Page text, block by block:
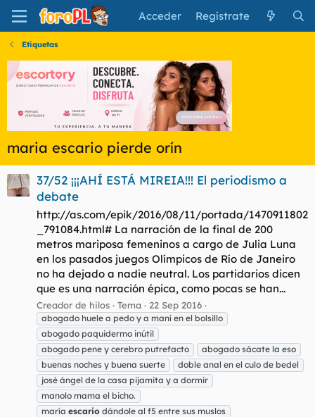
Acceder Regístrate
Etiquetas
maria escario pierde orín
37/52 ¡¡¡AHÍ ESTÁ MIREIA!!! El periodismo a
debate
http://as.com/epik/2016/08/11/portada/1470911802
_791084.html# La narración de la final de 200
metros mariposa femeninos a cargo de Julia Luna
en los pasados juegos Olímpicos de Río de Janeiro
no ha dejado a nadie neutral. Los partidarios dicen
que es una narración épica, como pocas se han...
Creador de hilos Tema 22 Sep 2016
abogado huele a pedo y a maní en el bolsillo
abogado paquidermo inútil
abogado pene y cerebro putrefacto
abogado sácate la eso
buenas noches y buena suerte
doble anal en el culo de bedel
josé ángel de la casa pijamita y a dormir
manolo mama el bicho.
maría escario dándole al f5 entre sus muslos